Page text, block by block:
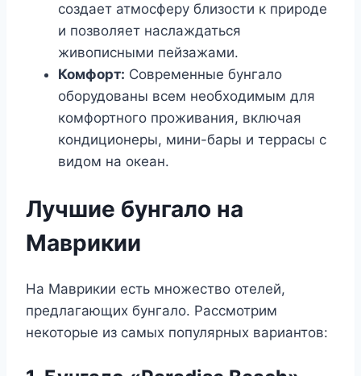
создает атмосферу близости к природе
и позволяет наслаждаться
живописными пейзажами.
Комфорт: Современные бунгало
оборудованы всем необходимым для
комфортного проживания, включая
кондиционеры, мини-бары и террасы с
видом на океан.
Лучшие бунгало на
Маврикии
На Маврикии есть множество отелей,
предлагающих бунгало. Рассмотрим
некоторые из самых популярных вариантов: